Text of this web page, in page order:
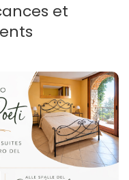
et